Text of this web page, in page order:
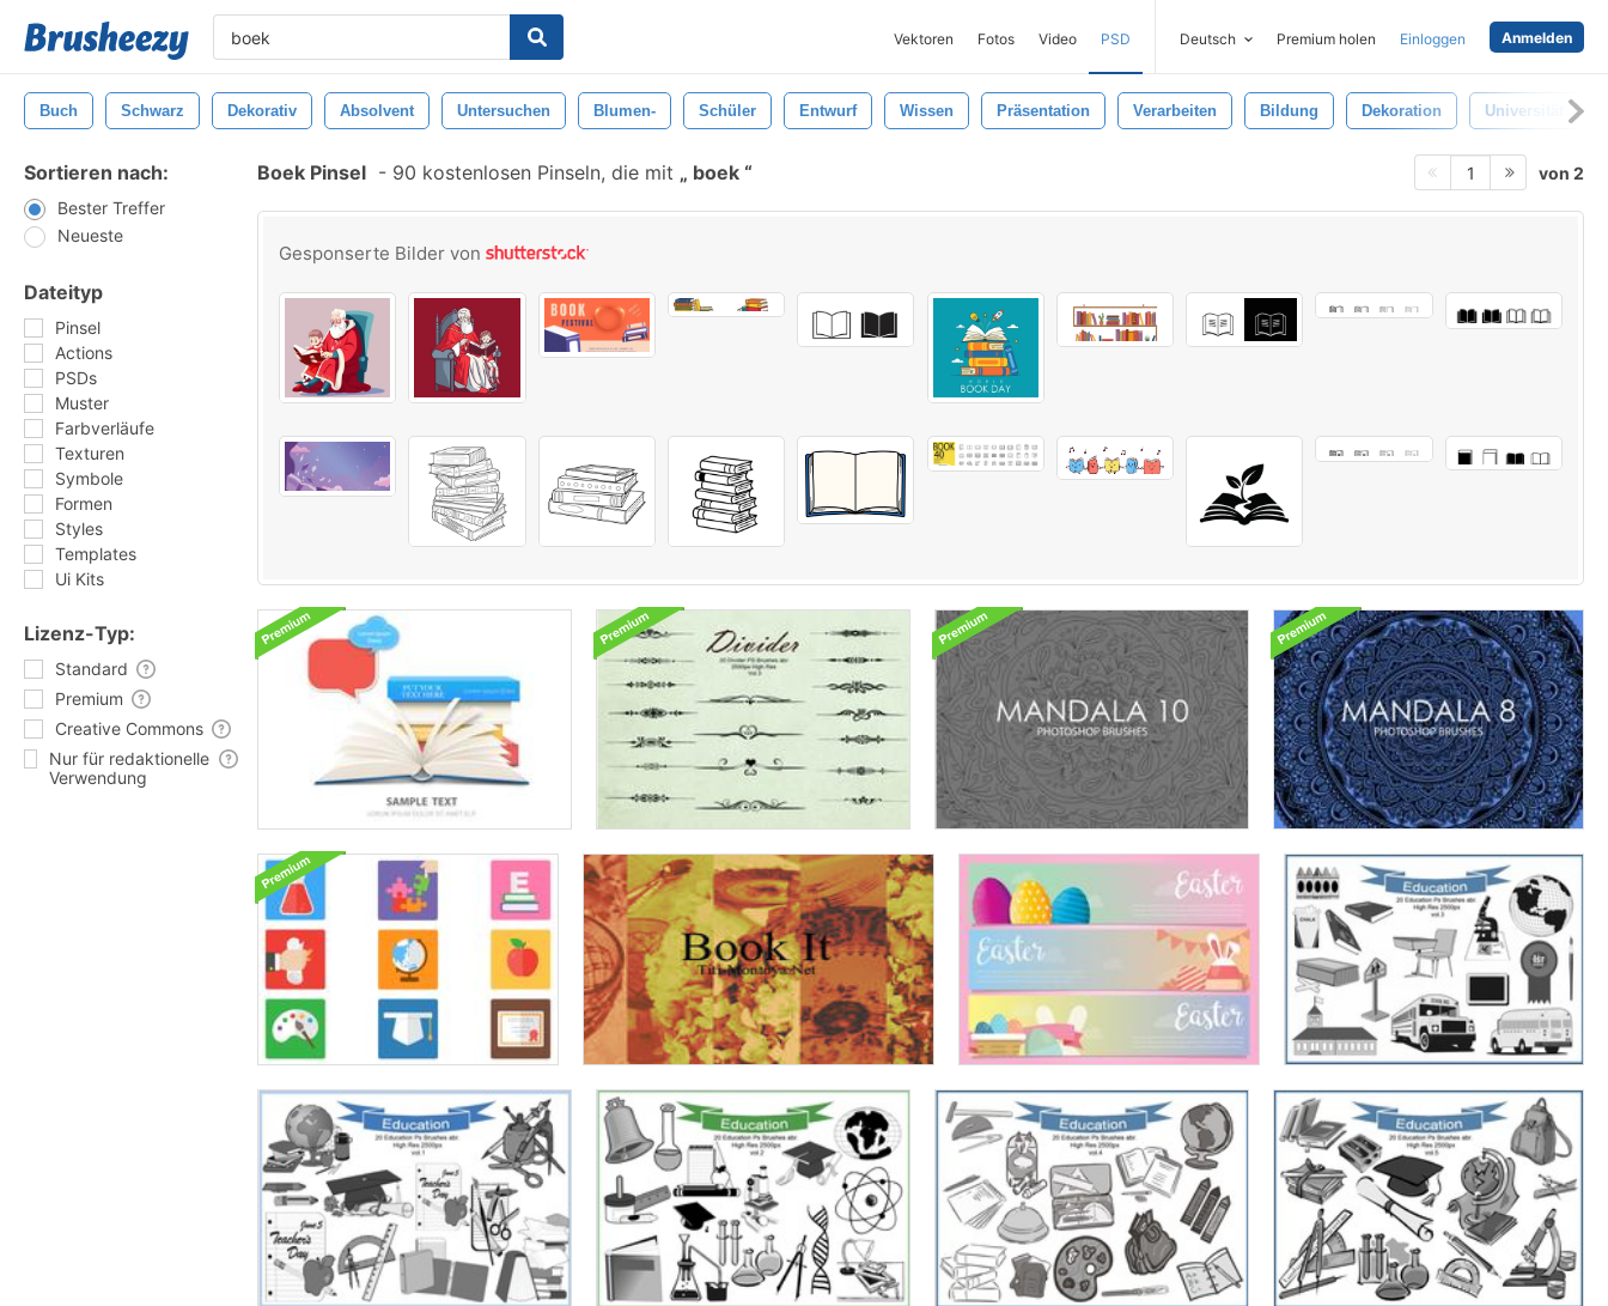
Vektoren Fotos Video PSD Deutsch Premium holen Einloggen Anmelden
Buch Schwarz Dekorativ Absolvent Untersuchen Blumen- Schüler Entwurf Wissen Präsentation Verarbeiten Bildung Dekoration Universität
Sortieren nach:
Bester Treffer
Neueste
Dateityp
Pinsel
Actions
PSDs
Muster
Farbverläufe
Texturen
Symbole
Formen
Styles
Templates
Ui Kits
Lizenz-Typ:
Standard
Premium
Creative Commons
Nur für redaktionelle
Verwendung
Boek Pinsel - 90 kostenlosen Pinseln, die mit boek 1 von 2
Gesponserte Bilder von